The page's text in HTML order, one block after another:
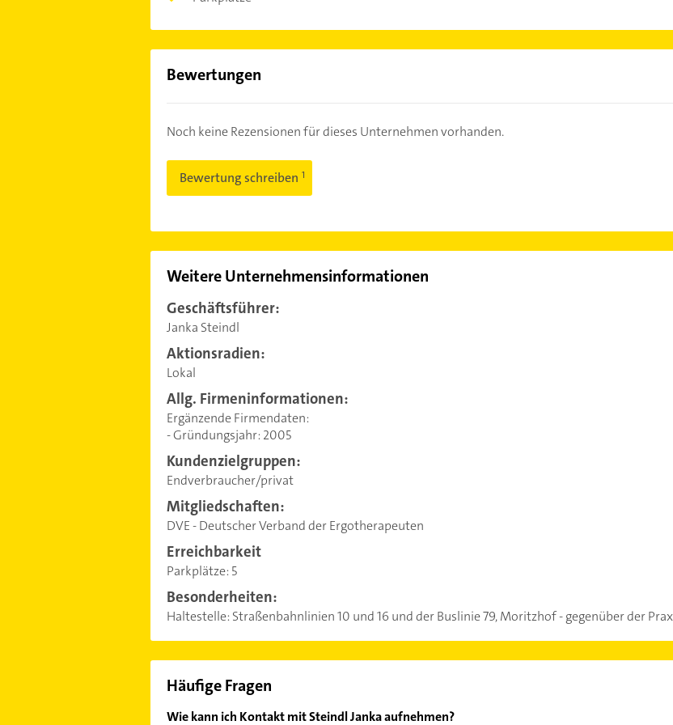
Bewertungen
Noch keine Rezensionen für dieses Unternehmen vorhanden.
Bewertung schreiben
Weitere Unternehmensinformationen
Geschäftsführer:
Janka Steindl
Aktionsradien:
Lokal
Allg. Firmeninformationen:
Ergänzende Firmendaten:
- Gründungsjahr: 2005
Kundenzielgruppen:
Endverbraucher/privat
Mitgliedschaften:
DVE - Deutscher Verband der Ergotherapeuten
Erreichbarkeit
Parkplätze: 5
Besonderheiten:
Haltestelle: Straßenbahnlinien 10 und 16 und der Buslinie 79, Moritzhof - gegenüber der
Häufige Fragen
Wie kann ich Kontakt mit Steindl Janka aufnehmen?